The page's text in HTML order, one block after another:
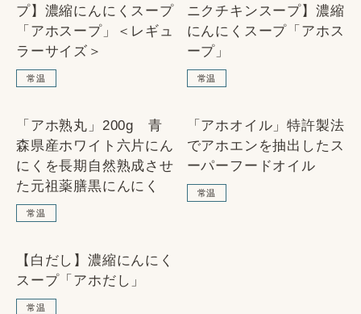
SOLD OUT
プ】濃縮にんにくスープ
「アホスープ」＜レギュ
ラーサイズ＞
常温
SOLD OUT
ニクチキンスープ】濃縮
にんにくスープ「アホス
ープ」
常温
「アホ熟丸」200g 青
森県産ホワイト六片にん
にくを長期自然熟成させ
た元祖薬膳黒にんにく
常温
SOLD OUT
「アホオイル」特許製法
でアホエンを抽出したス
ーパーフードオイル
常温
SOLD OUT
【白だし】濃縮にんにく
スープ「アホだし」
常温